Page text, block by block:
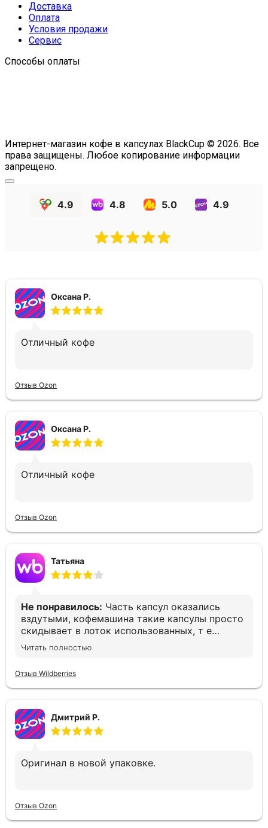
Доставка
Оплата
Условия продажи
Сервис
Способы оплаты
Интернет-магазин кофе в капсулах BlackCup © 2026. Все
права защищены. Любое копирование информации
запрещено.
4.9 4.8 5.0 4.9
Оксана Р.
Отличный кофе
Отзыв Ozon
Оксана Р.
Отличный кофе
Отзыв Ozon
Татьяна
Не понравилось: Часть капсул оказались
вздутыми, кофемашина такие капсулы просто
скидывает в лоток использованных, т е
остаёшься без кофе. Печально(
Читать полностью
Отзыв Wildberries
Дмитрий Р.
Оригинал в новой упаковке.
Отзыв Ozon